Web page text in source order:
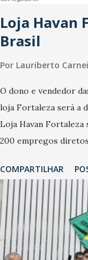
Em relação a
com a pesquisa, 44%
Loja Havan
Brasil
Por Lauriberto
O dono e vendedor
loja Fortaleza será a
Loja Havan Fortaleza
200 empregos
oficialmente, mas
Washington Soares-
loja Havan do Brasil.
COMPARTILHAR